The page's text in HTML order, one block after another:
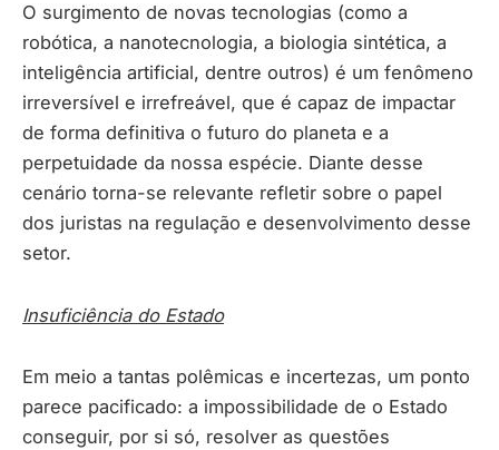
O surgimento de novas tecnologias (como a
robótica, a nanotecnologia, a biologia sintética, a
inteligência artificial, dentre outros) é um fenômeno
irreversível e irrefreável, que é capaz de impactar
de forma definitiva o futuro do planeta e a
perpetuidade da nossa espécie. Diante desse
cenário torna-se relevante refletir sobre o papel
dos juristas na regulação e desenvolvimento desse
setor.
Insuficiência do Estado
Em meio a tantas polêmicas e incertezas, um ponto
parece pacificado: a impossibilidade de o Estado
conseguir, por si só, resolver as questões